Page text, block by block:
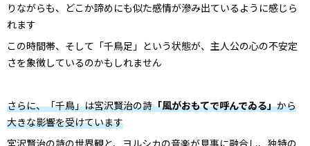
りながらも、どこか諦めにも似た感情が滲み出ているように感じら
れます
この時間帯、そして「千鳥足」という状態が、主人公の心の不安定
さを象徴しているのかもしれません
さらに、「千鳥」は宮沢賢治の詩「風がおもてで呼んでゐる」から
大きな影響を受けています
宮沢賢治の詩の世界観と、ヨルシカの音楽が見事に融合し、独特の